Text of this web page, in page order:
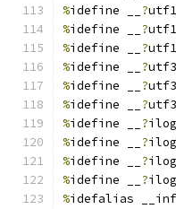
%idefine __ ?
%idefine __ ?
%idefine __ ?
%idefine __ ?
%idefine __ ?
%idefine __ ?
%idefine __ ?
%idefine __ ?
%idefine __ ?
%idefine __ ?
%idefalias